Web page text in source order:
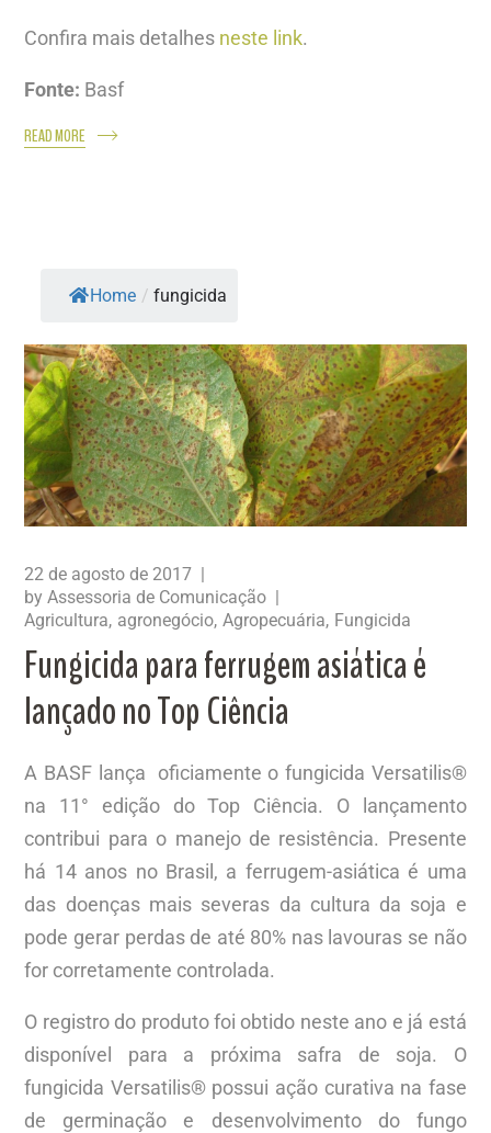
Confira mais detalhes neste link.
Fonte: Basf
READ MORE
Home / fungicida
22 de agosto de 2017
byAssessoria de Comunicação
Agricultura agronegócio Agropecuária Fungicida
Fungicida para ferrugem asiática é
lançado no Top Ciência
A BASF lança oficiamente o fungicida Versatilis®
na 11° edição do Top Ciência. O lançamento
contribui para o manejo de resistência. Presente
há 14 anos no Brasil, a ferrugem-asiática é uma
das doenças mais severas da cultura da soja e
pode gerar perdas de até 80% nas lavouras se não
for corretamente controlada.
O registro do produto foi obtido neste ano e já está
disponível para a próxima safra de soja. O
fungicida Versatilis® possui ação curativa na fase
de germinação e desenvolvimento do fungo